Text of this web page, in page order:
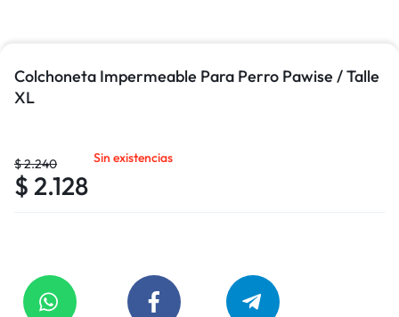
Colchoneta Impermeable Para Perro Pawise / Talle
XL
$2.240
$ 2.128
Sin existencias